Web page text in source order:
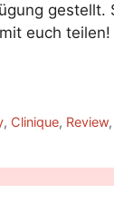
euch teilen!
, Clinique, Review,